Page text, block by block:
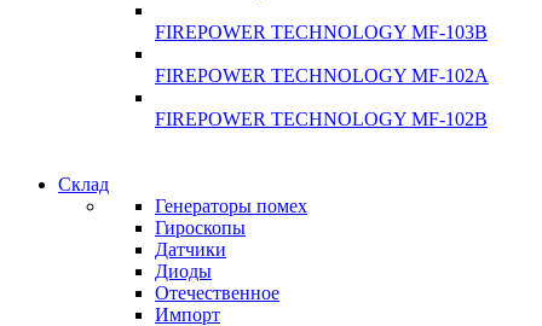
FIREPOWER TECHNOLOGY MF-103B
FIREPOWER TECHNOLOGY MF-102A
FIREPOWER TECHNOLOGY MF-102B
Инклинометры
Подробнее
Инклинометры
подробнее
Склад
Генераторы помех
Гироскопы
Датчики
Диоды
Отечественное
Импорт